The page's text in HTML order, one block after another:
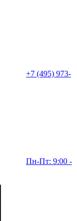
+7 (495) 973-
Пн-Пт: 9:00 -